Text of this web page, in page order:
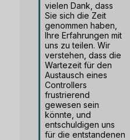
vielen Dank, dass
Sie sich die Zeit
genommen haben,
Ihre Erfahrungen mit
uns zu teilen. Wir
verstehen, dass die
Wartezeit für den
Austausch eines
Controllers
frustrierend
gewesen sein
könnte, und
entschuldigen uns
für die entstandenen